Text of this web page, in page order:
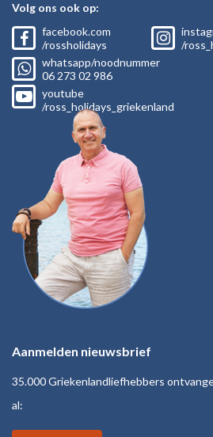
Volg ons ook op:
facebook.com
/rossholidays
/
whatsapp/noodnummer
06 273 02 986
youtube
/ross_holidays_griekenland
Aanmelden nieuwsbrief
35.000 Griekenlandliefhebbers
al: